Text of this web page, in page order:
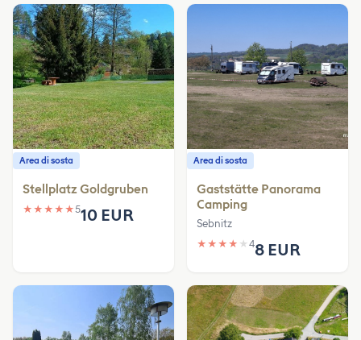
Area di sosta
Stellplatz Goldgruben
★ ★ ★ ★ ★510 EUR
Area di sosta
Gaststätte Panorama
Camping
Sebnitz
★ ★ ★ ★ ★ 48 EUR